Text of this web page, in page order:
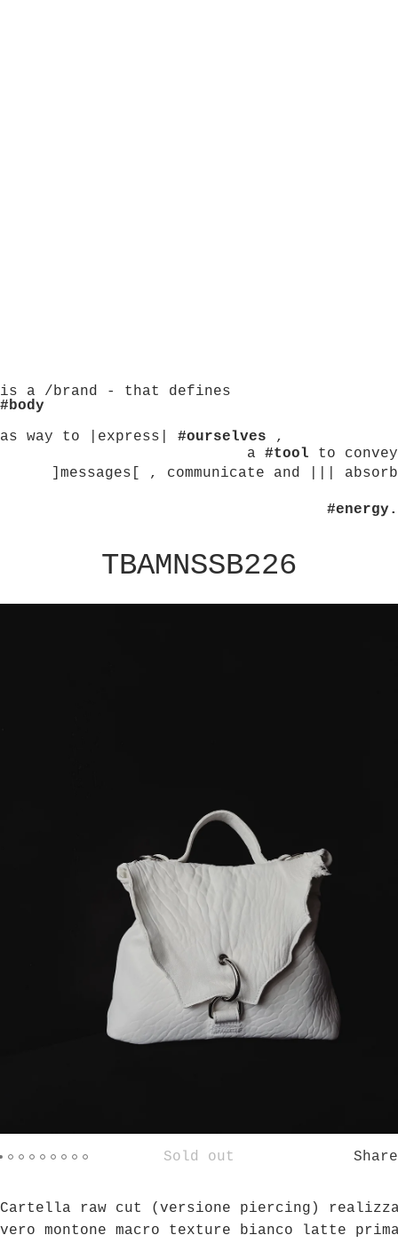
is a /brand - that defines
#body
as way to |express| #ourselves
,
a #tool to convey
]messages[ , communicate and ||| absorb
#energy.
TBAMNSSB226
Sold out Share
Cartella raw cut (versione piercing)
vero montone macro texture bianco latte